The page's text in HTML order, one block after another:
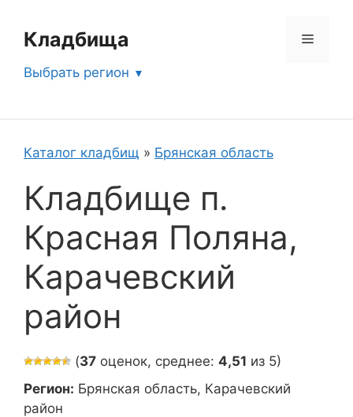
содержимому
Кладбища Меню
Выбрать регион
Каталог кладбищ » Брянская область
Кладбище п.
Красная Поляна,
Карачевский
район
(37 оценок, среднее: 4,51 из 5)
Регион: Брянская область, Карачевский
район